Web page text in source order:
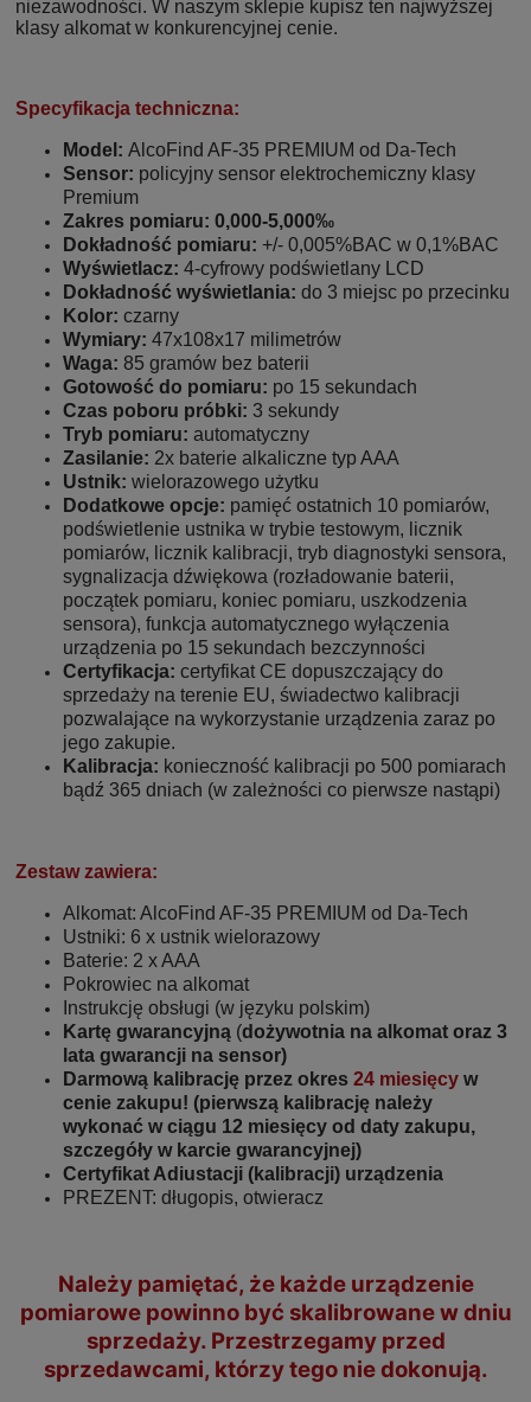
niezawodności. W naszym sklepie kupisz ten najwyższej
klasy alkomat w konkurencyjnej cenie.
Specyfikacja techniczna:
Model: AlcoFind AF-35 PREMIUM od Da-Tech
Sensor: policyjny sensor elektrochemiczny klasy
Premium
Zakres pomiaru: 0,000-5,000‰
Dokładność pomiaru: +/- 0,005%BAC w 0,1%BAC
Wyświetlacz: 4-cyfrowy podświetlany LCD
Dokładność wyświetlania: do 3 miejsc po przecinku
Kolor: czarny
Wymiary: 47x108x17 milimetrów
Waga: 85 gramów bez baterii
Gotowość do pomiaru: po 15 sekundach
Czas poboru próbki: 3 sekundy
Tryb pomiaru: automatyczny
Zasilanie: 2x baterie alkaliczne typ AAA
Ustnik: wielorazowego użytku
Dodatkowe opcje: pamięć ostatnich 10 pomiarów,
podświetlenie ustnika w trybie testowym, licznik
pomiarów, licznik kalibracji, tryb diagnostyki sensora,
sygnalizacja dźwiękowa (rozładowanie baterii,
początek pomiaru, koniec pomiaru, uszkodzenia
sensora), funkcja automatycznego wyłączenia
urządzenia po 15 sekundach bezczynności
Certyfikacja: certyfikat CE dopuszczający do
sprzedaży na terenie EU, świadectwo kalibracji
pozwalające na wykorzystanie urządzenia zaraz po
jego zakupie.
Kalibracja: konieczność kalibracji po 500 pomiarach
bądź 365 dniach (w zależności co pierwsze nastąpi)
Zestaw zawiera:
Alkomat: AlcoFind AF-35 PREMIUM od Da-Tech
Ustniki: 6 x ustnik wielorazowy
Baterie: 2 x AAA
Pokrowiec na alkomat
Instrukcję obsługi (w języku polskim)
Kartę gwarancyjną (dożywotnia na alkomat oraz 3
lata gwarancji na sensor)
Darmową kalibrację przez okres 24 miesięcy w
cenie zakupu! (pierwszą kalibrację należy
wykonać w ciągu 12 miesięcy od daty zakupu,
szczegóły w karcie gwarancyjnej)
Certyfikat Adiustacji (kalibracji) urządzenia
PREZENT: długopis, otwieracz
Należy pamiętać, że każde urządzenie
pomiarowe powinno być skalibrowane w dniu
sprzedaży. Przestrzegamy przed
sprzedawcami, którzy tego nie dokonują.